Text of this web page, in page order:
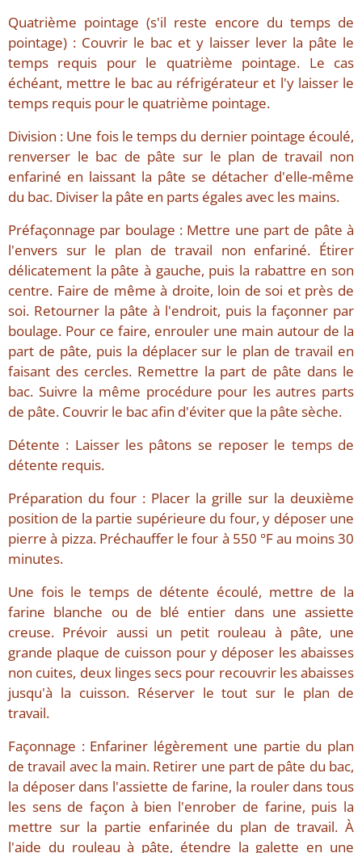
Quatrième pointage (s'il reste encore du temps de
pointage) : Couvrir le bac et y laisser lever la pâte le
temps requis pour le quatrième pointage. Le cas
échéant, mettre le bac au réfrigérateur et l'y laisser le
temps requis pour le quatrième pointage.
Division : Une fois le temps du dernier pointage écoulé,
renverser le bac de pâte sur le plan de travail non
enfariné en laissant la pâte se détacher d'elle-même
du bac. Diviser la pâte en parts égales avec les mains.
Préfaçonnage par boulage : Mettre une part de pâte à
l'envers sur le plan de travail non enfariné. Étirer
délicatement la pâte à gauche, puis la rabattre en son
centre. Faire de même à droite, loin de soi et près de
soi. Retourner la pâte à l'endroit, puis la façonner par
boulage. Pour ce faire, enrouler une main autour de la
part de pâte, puis la déplacer sur le plan de travail en
faisant des cercles. Remettre la part de pâte dans le
bac. Suivre la même procédure pour les autres parts
de pâte. Couvrir le bac afin d'éviter que la pâte sèche.
Détente : Laisser les pâtons se reposer le temps de
détente requis.
Préparation du four : Placer la grille sur la deuxième
position de la partie supérieure du four, y déposer une
pierre à pizza. Préchauffer le four à 550 °F au moins 30
minutes.
Une fois le temps de détente écoulé, mettre de la
farine blanche ou de blé entier dans une assiette
creuse. Prévoir aussi un petit rouleau à pâte, une
grande plaque de cuisson pour y déposer les abaisses
non cuites, deux linges secs pour recouvrir les abaisses
jusqu'à la cuisson. Réserver le tout sur le plan de
travail.
Façonnage : Enfariner légèrement une partie du plan
de travail avec la main. Retirer une part de pâte du bac,
la déposer dans l'assiette de farine, la rouler dans tous
les sens de façon à bien l'enrober de farine, puis la
mettre sur la partie enfarinée du plan de travail. À
l'aide du rouleau à pâte, étendre la galette en une